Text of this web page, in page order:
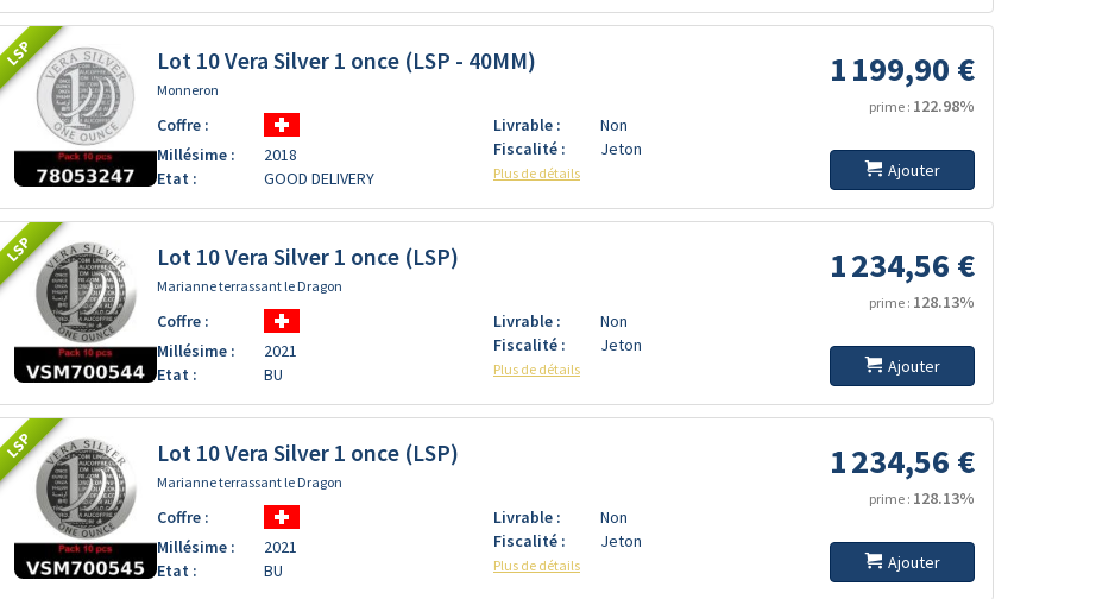
LSP Lot 10 Vera Silver 1 once (LSP - 40MM)
Monneron
Coffre :
Millésime :
2018
Etat :
GOOD DELIVERY
Livrable :
Non
Fiscalité :
Jeton
Plus de détails
1 199,90 €
prime : 122.98%
Ajouter
LSP Lot 10 Vera Silver 1 once (LSP)
Marianne terrassant le Dragon
Coffre :
Millésime :
2021
Etat :
BU
Livrable :
Non
Fiscalité :
Jeton
Plus de détails
1 234,56 €
prime : 128.13%
Ajouter
LSP Lot 10 Vera Silver 1 once (LSP)
Marianne terrassant le Dragon
Coffre :
Millésime :
2021
Etat :
BU
Livrable :
Non
Fiscalité :
Jeton
Plus de détails
1 234,56 €
prime : 128.13%
Ajouter